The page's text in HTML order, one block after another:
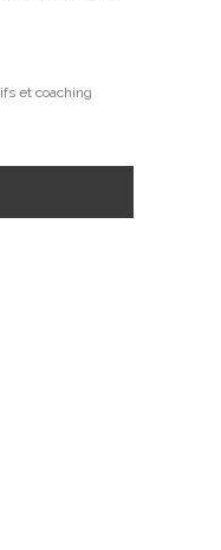
et coaching